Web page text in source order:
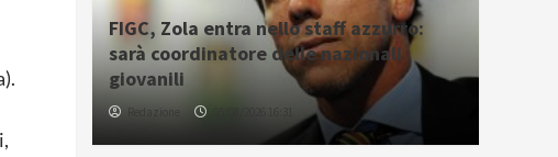
FIGC, Zola entra nello staff azzurro:
sarà coordinatore delle nazionali
giovanili
Redazione